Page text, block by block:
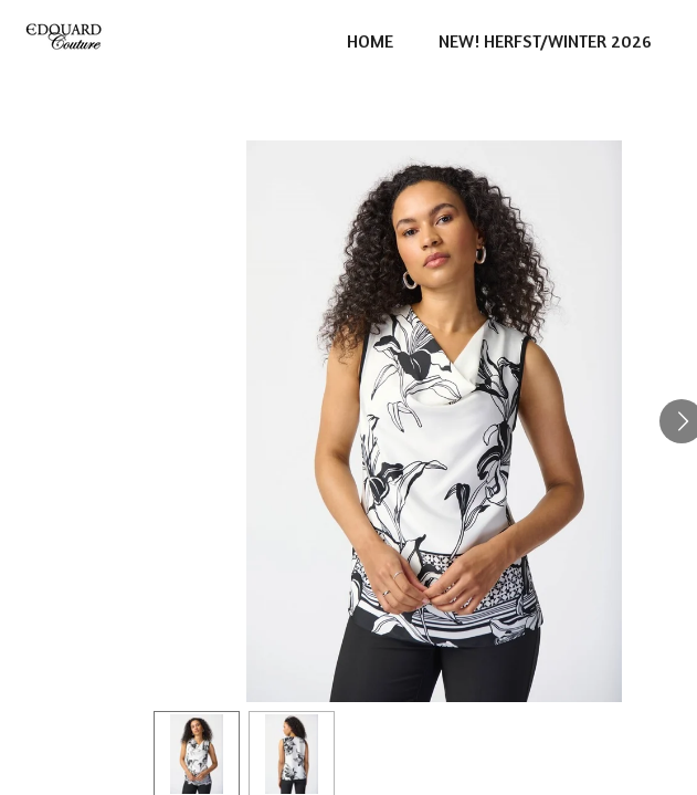
Ga
direct
HOME NEW! HERFST/WINTER 2026